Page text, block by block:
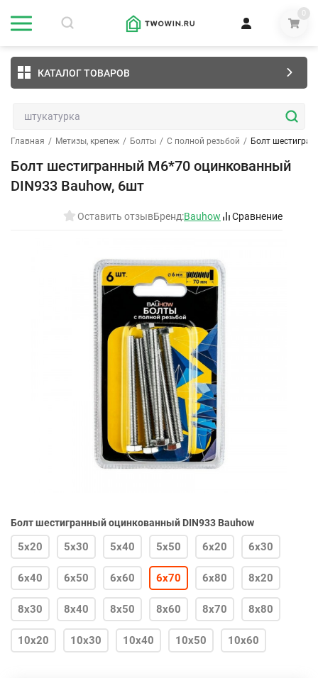
0
КАТАЛОГ ТОВАРОВ
Главная / Метизы, крепеж / Болты / С полной резьбой / Болт
Болт шестигранный М6*70 оцинкованный
DIN933 Bauhow, 6шт
Оставить отзывБренд:Bauhow Сравнение
Болт шестигранный оцинкованный DIN933 Bauhow
5х20 5х30 5х40 5х50 6х20 6х30
6х40 6х50 6х60 6х70 6х80 8х20
8х30 8х40 8х50 8х60 8х70 8х80
10х20 10х30 10х40 10х50 10х60